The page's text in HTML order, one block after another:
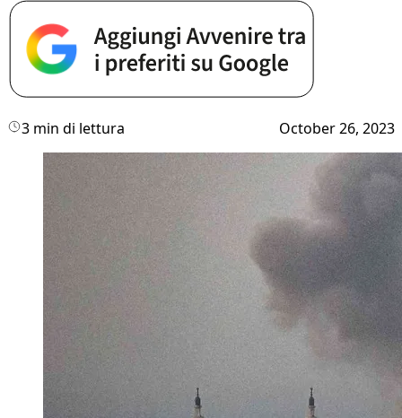
3 min di lettura October 26, 2023